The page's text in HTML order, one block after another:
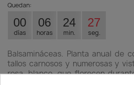
Quedan:
00
días
06
horas
24
min.
27
seg.
Balsamináceas. Planta anual de
tallos carnosos y numerosas y
rosa, blanco, que florecen